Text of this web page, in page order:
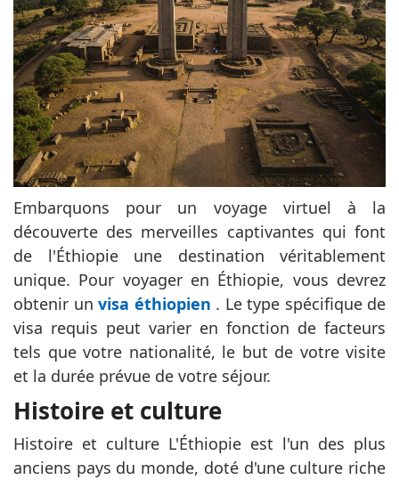
Embarquons pour un voyage virtuel à la
découverte des merveilles captivantes qui font
de l'Éthiopie une destination véritablement
unique. Pour voyager en Éthiopie, vous devrez
obtenir un visa éthiopien . Le type spécifique de
visa requis peut varier en fonction de facteurs
tels que votre nationalité, le but de votre visite
et la durée prévue de votre séjour.
Histoire et culture
Histoire et culture L'Éthiopie est l'un des plus
anciens pays du monde, doté d'une culture riche